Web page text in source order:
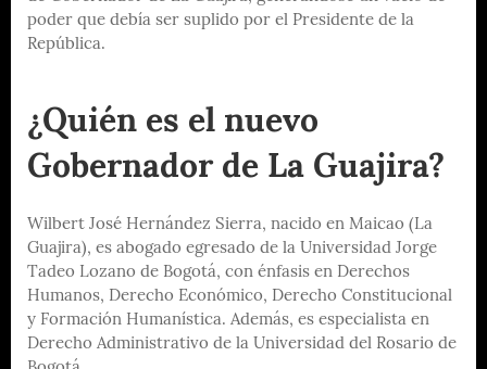
poder que debía ser suplido por el Presidente de la
República.
¿Quién es el nuevo
Gobernador de La Guajira?
Wilbert José Hernández Sierra, nacido en Maicao (La
Guajira), es abogado egresado de la Universidad Jorge
Tadeo Lozano de Bogotá, con énfasis en Derechos
Humanos, Derecho Económico, Derecho Constitucional
y Formación Humanística. Además, es especialista en
Derecho Administrativo de la Universidad del Rosario de